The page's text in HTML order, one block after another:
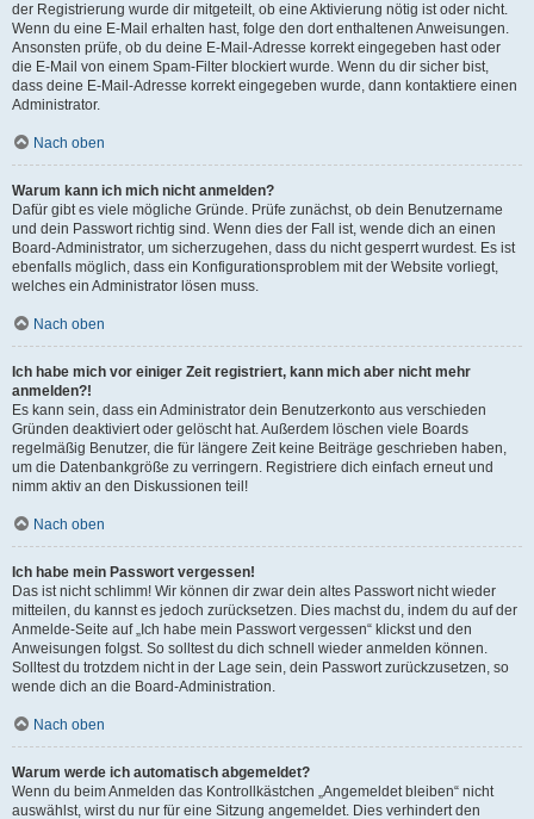
der Registrierung wurde dir mitgeteilt, ob eine Aktivierung nötig ist oder nicht.
Wenn du eine E-Mail erhalten hast, folge den dort enthaltenen Anweisungen.
Ansonsten prüfe, ob du deine E-Mail-Adresse korrekt eingegeben hast oder
die E-Mail von einem Spam-Filter blockiert wurde. Wenn du dir sicher bist,
dass deine E-Mail-Adresse korrekt eingegeben wurde, dann kontaktiere einen
Administrator.
Nach oben
Warum kann ich mich nicht anmelden?
Dafür gibt es viele mögliche Gründe. Prüfe zunächst, ob dein Benutzername
und dein Passwort richtig sind. Wenn dies der Fall ist, wende dich an einen
Board-Administrator, um sicherzugehen, dass du nicht gesperrt wurdest. Es ist
ebenfalls möglich, dass ein Konfigurationsproblem mit der Website vorliegt,
welches ein Administrator lösen muss.
Nach oben
Ich habe mich vor einiger Zeit registriert, kann mich aber nicht mehr
anmelden?!
Es kann sein, dass ein Administrator dein Benutzerkonto aus verschieden
Gründen deaktiviert oder gelöscht hat. Außerdem löschen viele Boards
regelmäßig Benutzer, die für längere Zeit keine Beiträge geschrieben haben,
um die Datenbankgröße zu verringern. Registriere dich einfach erneut und
nimm aktiv an den Diskussionen teil!
Nach oben
Ich habe mein Passwort vergessen!
Das ist nicht schlimm! Wir können dir zwar dein altes Passwort nicht wieder
mitteilen, du kannst es jedoch zurücksetzen. Dies machst du, indem du auf der
Anmelde-Seite auf „Ich habe mein Passwort vergessen“ klickst und den
Anweisungen folgst. So solltest du dich schnell wieder anmelden können.
Solltest du trotzdem nicht in der Lage sein, dein Passwort zurückzusetzen, so
wende dich an die Board-Administration.
Nach oben
Warum werde ich automatisch abgemeldet?
Wenn du beim Anmelden das Kontrollkästchen „Angemeldet bleiben“ nicht
auswählst, wirst du nur für eine Sitzung angemeldet. Dies verhindert den